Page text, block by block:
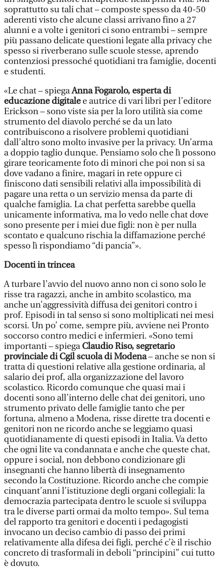
soprattutto su tali chat – composte spesso da 40-50
aderenti visto che alcune classi arrivano fino a 27
alunni e a volte i genitori ci sono entrambi – sempre
più passano delicate questioni legate alla privacy che
spesso si riverberano sulle scuole stesse, aprendo
contenziosi pressoché quotidiani tra famiglie, docenti
e studenti.
«Le chat – spiegaAnna Fogarolo, esperta di
educazione digitalee autrice di vari libri per l’editore
Erickson – sono viste sia per la loro utilità sia come
strumento del diavolo perché se da un lato
contribuiscono a risolvere problemi quotidiani
dall’altro sono molto invasive per la privacy. Un’arma
a doppio taglio dunque. Pensiamo solo che lì possono
girare teoricamente foto di minori che poi non si sa
dove vadano a finire, magari in rete oppure ci
finiscono dati sensibili relativi alla impossibilità di
pagare una retta o un servizio mensa da parte di
qualche famiglia. La chat perfetta sarebbe quella
unicamente informativa, ma lo vedo nelle chat dove
sono presente per i miei due figli: non è per nulla
scontato e qualcuno rischia la diffamazione perché
spesso lì rispondiamo “di pancia”».
Docenti in trincea
A turbare l’avvio del nuovo anno non ci sono solo le
risse tra ragazzi, anche in ambito scolastico, ma
anche un’aggressività diffusa dei genitori contro i
prof. Episodi in tal senso si sono moltiplicati nei mesi
scorsi. Un po’ come, sempre più, avviene nei Pronto
soccorso contro medici e infermieri. «Sono temi
importanti – spiegaClaudio Riso, segretario
provinciale di Cgil scuola di Modena– anche se non si
tratta di questioni relative alla gestione ordinaria, al
salario dei prof, alla organizzazione del lavoro
scolastico. Ricordo comunque che quasi mai i
docenti sono all’interno delle chat dei genitori, uno
strumento privato delle famiglie tanto che per
fortuna, almeno a Modena, risse dirette tra docenti e
genitori non ne ricordo anche se leggiamo quasi
quotidianamente di questi episodi in Italia. Va detto
che ogni lite va condannata e anche che queste chat,
oppure i social, non debbono condizionare gli
insegnanti che hanno libertà di insegnamento
secondo la Costituzione. Ricordo anche che compie
cinquant’anni l’istituzione degli organi collegiali: la
democrazia partecipata dentro le scuole si sviluppa
tra le diverse parti ormai da molto tempo». Sul tema
del rapporto tra genitori e docenti i pedagogisti
invocano un deciso cambio di passo dei primi
relativamente alla difesa dei figli, perché c’è il rischio
concreto di trasformali in deboli “principini” cui tutto
è dovuto.